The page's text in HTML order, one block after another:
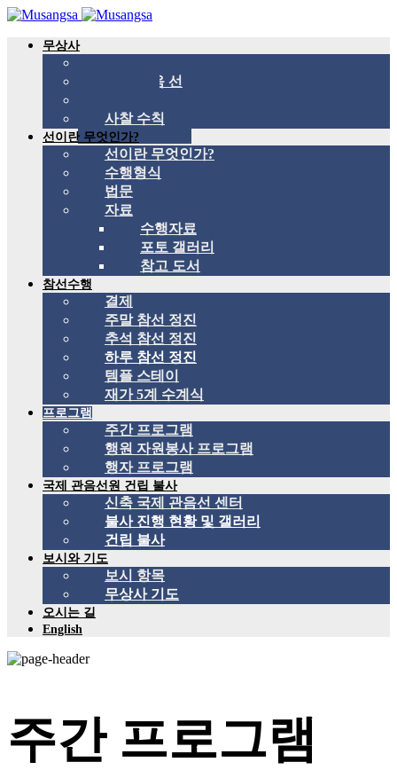
무상사
국제 관음 선
사찰 수칙
선이란 무엇인가?
선이란 무엇인가?
수행형식
법문
자료
수행자료
포토 갤러리
참고 도서
참선수행
결제
주말 참선 정진
추석 참선 정진
하루 참선 정진
템플 스테이
재가 5계 수계식
프로그램
주간 프로그램
행원 자원봉사 프로그램
행자 프로그램
국제 관음선원 건립 불사
신축 국제 관음선 센터
불사 진행 현황 및 갤러리
건립 불사
보시와 기도
보시 항목
무상사 기도
오시는 길
English
주간 프로그램